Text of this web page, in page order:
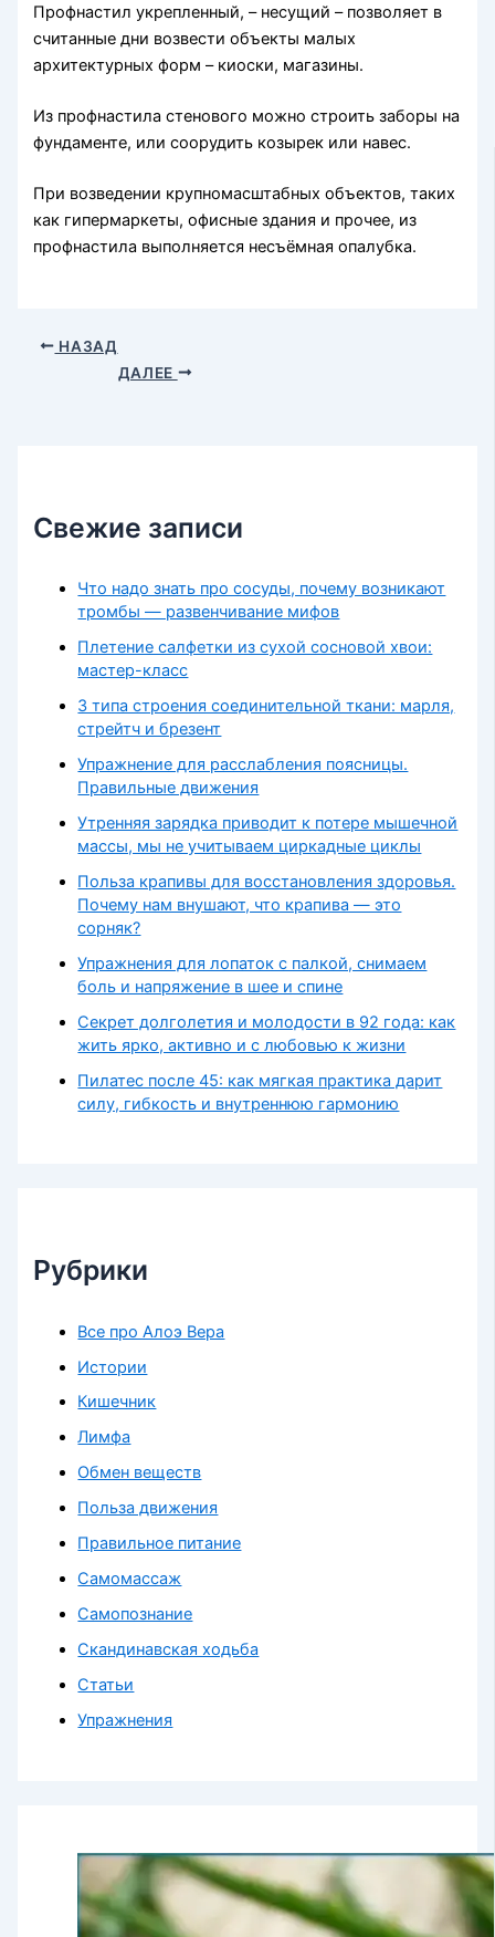
Профнастил укрепленный, – несущий – позволяет в
считанные дни возвести объекты малых
архитектурных форм – киоски, магазины.
Из профнастила стенового можно строить заборы на
фундаменте, или соорудить козырек или навес.
При возведении крупномасштабных объектов, таких
как гипермаркеты, офисные здания и прочее, из
профнастила выполняется несъёмная опалубка.
НАЗАД
ДАЛЕЕ
Свежие записи
Что надо знать про сосуды, почему возникают
тромбы — развенчивание мифов
Плетение салфетки из сухой сосновой хвои:
мастер-класс
3 типа строения соединительной ткани: марля,
стрейтч и брезент
Упражнение для расслабления поясницы.
Правильные движения
Утренняя зарядка приводит к потере мышечной
массы, мы не учитываем циркадные циклы
Польза крапивы для восстановления здоровья.
Почему нам внушают, что крапива — это
сорняк?
Упражнения для лопаток с палкой, снимаем
боль и напряжение в шее и спине
Секрет долголетия и молодости в 92 года: как
жить ярко, активно и с любовью к жизни
Пилатес после 45: как мягкая практика дарит
силу, гибкость и внутреннюю гармонию
Рубрики
Все про Алоэ Вера
Истории
Кишечник
Лимфа
Обмен веществ
Польза движения
Правильное питание
Самомассаж
Самопознание
Скандинавская ходьба
Статьи
Упражнения